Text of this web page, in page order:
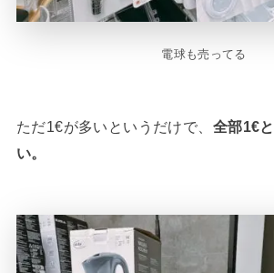
電球も売ってる
ただ1€が多いというだけで、 全部1€
い。